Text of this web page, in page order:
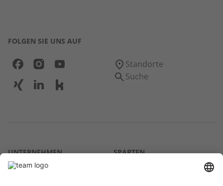
FOLGEN SIE UNS AUF
Standorte
Suche
UNTERNEHMEN
Über uns
SPARTEN